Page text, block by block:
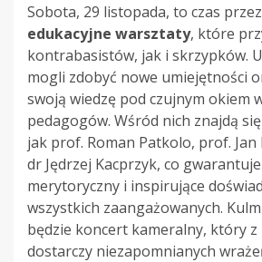
Sobota, 29 listopada, to czas
edukacyjne warsztaty, które
kontrabasistów, jak i skrzypków.
mogli zdobyć nowe umiejętności
swoją wiedzę pod czujnym okiem
pedagogów. Wśród nich znajdą
jak prof. Roman Patkolo, prof.
dr Jędrzej Kacprzyk, co
merytoryczny i inspirujące
wszystkich zaangażowanych.
będzie koncert kameralny, który z
dostarczy niezapomnianych